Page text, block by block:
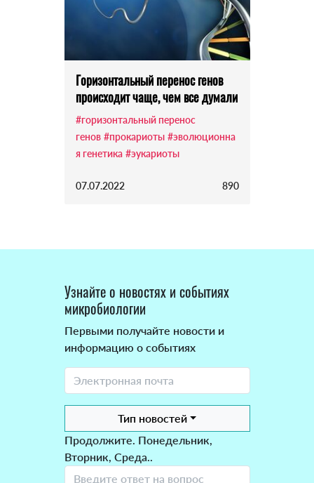
Горизонтальный перенос генов
происходит чаще, чем все думали
#горизонтальный перенос
генов #прокариоты #эволюционна
я генетика #эукариоты
07.07.2022 890
Узнайте о новостях и событиях
микробиологии
Первыми получайте новости и
информацию о событиях
Тип новостей
Продолжите. Понедельник,
Вторник, Среда..